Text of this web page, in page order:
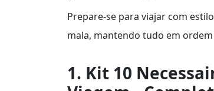
Prepare-se para viajar com
mala, mantendo tudo em
1. Kit 10